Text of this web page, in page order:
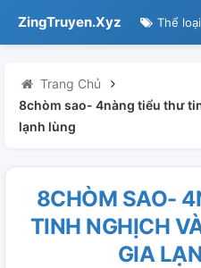
ZingTruyen.Xyz Thể loại
Trang Chủ
8chòm sao- 4nàng tiểu thư
lạnh lùng
8CHÒM SAO-
TINH NGHỊCH
GIA